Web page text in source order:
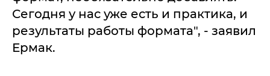
Сегодня у нас уже есть и практика, и
результаты работы формата", - заявил
Ермак.